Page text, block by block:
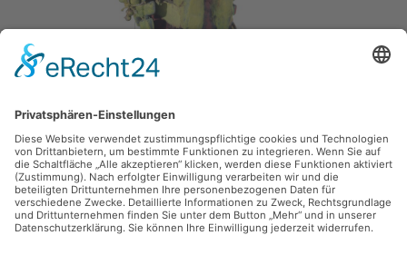
Fritz Schönfelder,Anna
1991, Pappmaché, Sonstige, 19 x 63 cm, Inv.: C-00220-01
zurück